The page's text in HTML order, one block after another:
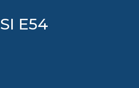
SI E54